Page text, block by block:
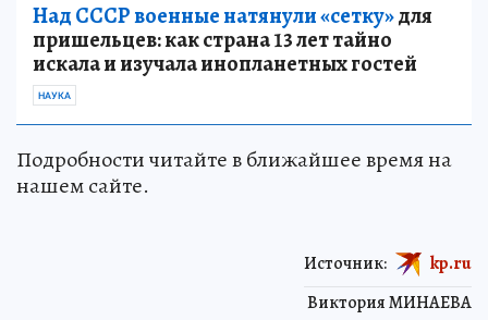
Над СССР военные натянули «сетку»для
пришельцев: как страна 13 лет тайно
искала и изучала инопланетных гостей
НАУКА
Подробности читайте в ближайшее время на
нашем сайте.
Виктория МИНАЕВА
Источник: kp.ru